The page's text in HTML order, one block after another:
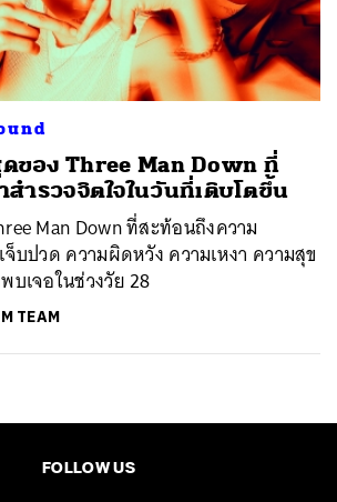
ดของ Three Man Down ที่
ำรวจจิตใจในวันที่เติบโตขึ้น
Man Down ที่สะท้อนถึงความ
บปวด ความผิดหวัง ความเหงา ความสุข
บเจอในช่วงวัย 28
TEAM
FOLLOW US
TWEET LINE EMAIL